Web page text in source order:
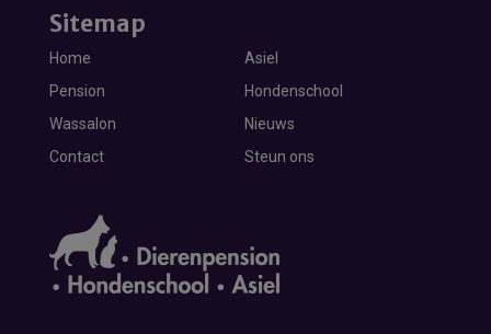
Sitemap
Home
Asiel
Pension
Hondenschool
Wassalon
Nieuws
Contact
Steun ons